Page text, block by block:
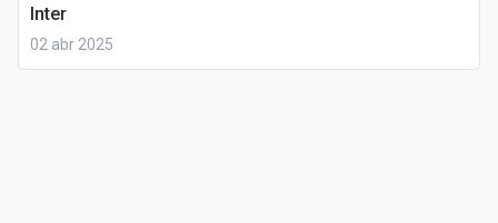
Inter
02 abr 2025